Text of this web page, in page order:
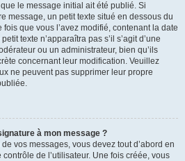
le message initial ait été publié. Si
message, un petit texte situé en dessous du
que vous l’avez modifié, contenant la date
texte n’apparaîtra pas s’il s’agit d’une
ou un administrateur, bien qu’ils
concernant leur modification. Veuillez
ne peuvent pas supprimer leur propre
à mon message ?
vos messages, vous devez tout d’abord en
de l’utilisateur. Une fois créée, vous